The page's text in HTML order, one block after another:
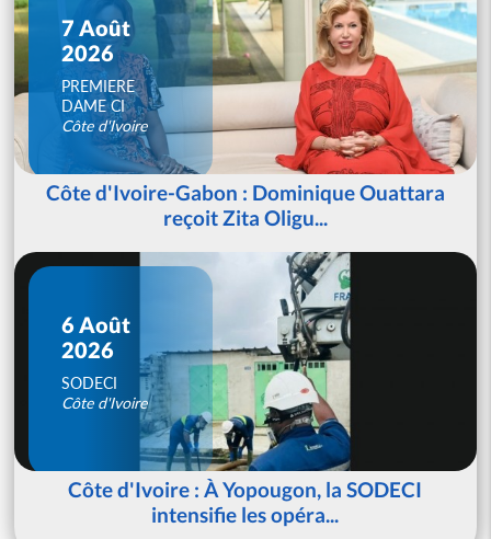
7 Août
2026
PREMIERE
DAME CI
Côte d'Ivoire
Côte d'Ivoire-Gabon : Dominique Ouattara
reçoit Zita Oligu...
6 Août
2026
SODECI
Côte d'Ivoire
Côte d'Ivoire : À Yopougon, la SODECI
intensifie les opéra...